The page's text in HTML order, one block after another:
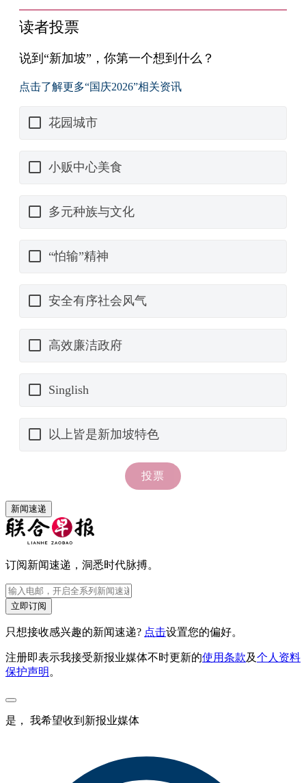
新闻速递
订阅新闻速递，洞悉时代脉搏。
立即订阅
只想接收感兴趣的新闻速递? 点击设置您的偏好。
注册即表示我接受新报业媒体不时更新的使用条款及个人资料
保护声明 。
是， 我希望收到新报业媒体